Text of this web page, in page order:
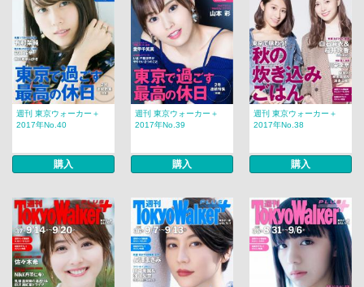
週刊 東京ウォーカー＋
2017年No.40
購入
週刊 東京ウォーカー＋
2017年No.39
購入
週刊 東京ウォーカー＋
2017年No.38
購入